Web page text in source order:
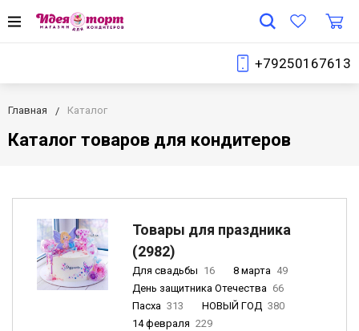
+79250167613
Главная Каталог
Каталог товаров для кондитеров
Товары для праздника
(2982)
Для свадьбы 16 8 марта 49
День защитника Отечества 66
Пасха 313 НОВЫЙ ГОД 380
14 февраля 229